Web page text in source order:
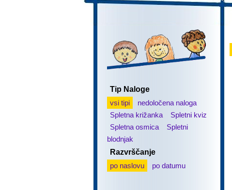
Tip Naloge
vsi tipi
nedoločena naloga
Spletna križanka
Spletni kviz
Spletna osmica
Spletni
blodnjak
Razvrščanje
po naslovu
po datumu